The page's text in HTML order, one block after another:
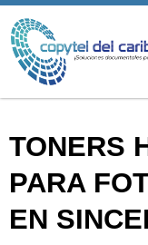
TONERS
PARA
EN